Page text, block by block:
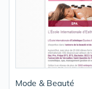
Mode & Beauté